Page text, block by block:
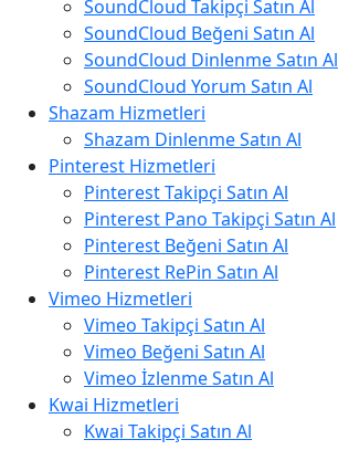
SoundCloud Takipçi Satın Al
SoundCloud Beğeni Satın Al
SoundCloud Dinlenme Satın Al
SoundCloud Yorum Satın Al
Shazam Hizmetleri
Shazam Dinlenme Satın Al
Pinterest Hizmetleri
Pinterest Takipçi Satın Al
Pinterest Pano Takipçi Satın Al
Pinterest Beğeni Satın Al
Pinterest RePin Satın Al
Vimeo Hizmetleri
Vimeo Takipçi Satın Al
Vimeo Beğeni Satın Al
Vimeo İzlenme Satın Al
Kwai Hizmetleri
Kwai Takipçi Satın Al